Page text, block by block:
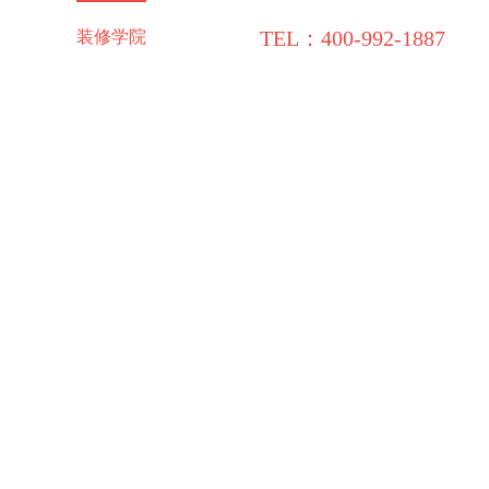
TEL：400-992-1887
装修学院